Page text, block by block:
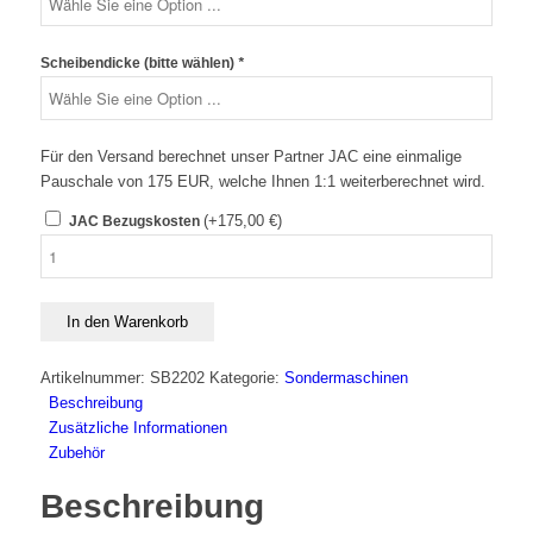
Scheibendicke (bitte wählen) *
Für den Versand berechnet unser Partner JAC eine einmalige
Pauschale von 175 EUR, welche Ihnen 1:1 weiterberechnet wird.
JAC Bezugskosten (+175,00 €)
für
den
Dauerbetrieb
Menge
In den Warenkorb
Artikelnummer: SB2202 Kategorie: Sondermaschinen
Beschreibung
Zusätzliche Informationen
Zubehör
Beschreibung